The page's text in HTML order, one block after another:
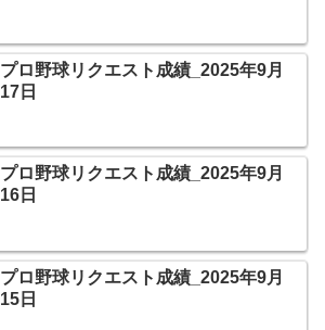
プロ野球リクエスト成績_2025年9月
17日
プロ野球リクエスト成績_2025年9月
16日
プロ野球リクエスト成績_2025年9月
15日